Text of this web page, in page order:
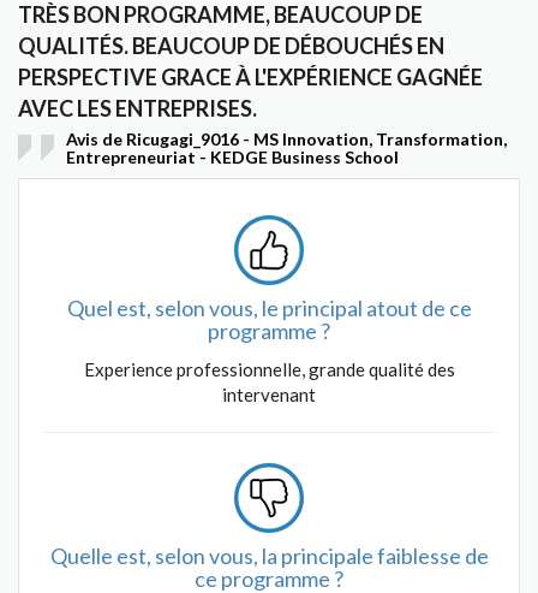
TRÈS BON PROGRAMME, BEAUCOUP DE
QUALITÉS. BEAUCOUP DE DÉBOUCHÉS EN
PERSPECTIVE GRACE À L'EXPÉRIENCE GAGNÉE
AVEC LES ENTREPRISES.
Avis de Ricugagi_9016 - MS Innovation, Transformation,
Entrepreneuriat - KEDGE Business School
Quel est, selon vous, le principal atout de ce
programme ?
Experience professionnelle, grande qualité des
intervenant
Quelle est, selon vous, la principale faiblesse de
ce programme ?